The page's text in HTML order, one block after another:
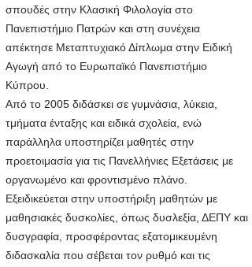
σπουδές στην Κλασική Φιλολογία στο
Πανεπιστήμιο Πατρών και στη συνέχεια
απέκτησε Μεταπτυχιακό Δίπλωμα στην Ειδική
Αγωγή από το Ευρωπαϊκό Πανεπιστήμιο
Κύπρου.
Από το 2005 διδάσκει σε γυμνάσια, λύκεια,
τμήματα ένταξης και ειδικά σχολεία, ενώ
παράλληλα υποστηρίζει μαθητές στην
προετοιμασία για τις Πανελλήνιες Εξετάσεις με
οργανωμένο και φροντισμένο πλάνο.
Εξειδικεύεται στην υποστήριξη μαθητών με
μαθησιακές δυσκολίες, όπως δυσλεξία, ΔΕΠΥ και
δυσγραφία, προσφέροντας εξατομικευμένη
διδασκαλία που σέβεται τον ρυθμό και τις